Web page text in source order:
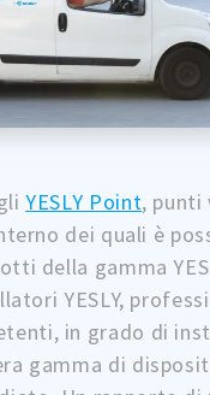
YESLY Point, punti
dei quali è
della gamma
YESLY,
in grado di
gamma di